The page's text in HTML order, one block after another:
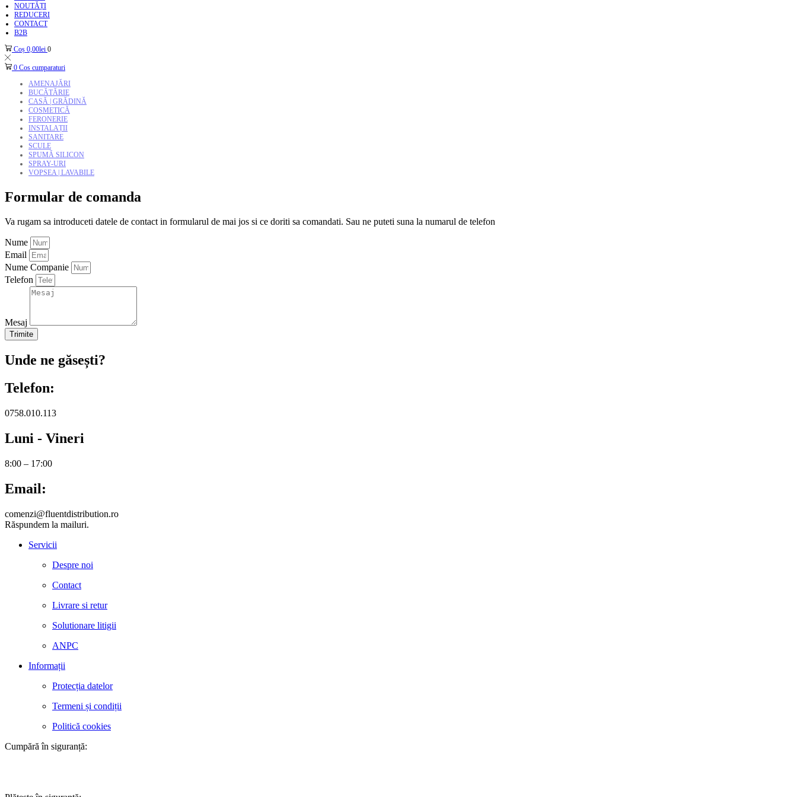
NOUTĂȚI
REDUCERI
CONTACT
B2B
Coș 0,00lei 0
0 Cos cumparaturi
AMENAJĂRI
BUCĂTĂRIE
CASĂ | GRĂDINĂ
COSMETICĂ
FERONERIE
INSTALAȚII
SANITARE
SCULE
SPUMĂ SILICON
SPRAY-URI
VOPSEA | LAVABILE
Formular de comanda
Va rugam sa introduceti datele de contact in formularul de mai jos si ce doriti sa comandati. Sau ne puteti suna la numarul de telefon
Nume
Email
Nume Companie
Telefon
Mesaj
Trimite
Unde ne găsești?
Telefon:
0758.010.113
Luni - Vineri
8:00 – 17:00
Email:
comenzi@fluentdistribution.ro
Răspundem la mailuri.
Servicii
Despre noi
Contact
Livrare si retur
Solutionare litigii
ANPC
Informații
Protecția datelor
Termeni și condiții
Politică cookies
Cumpără în siguranță: